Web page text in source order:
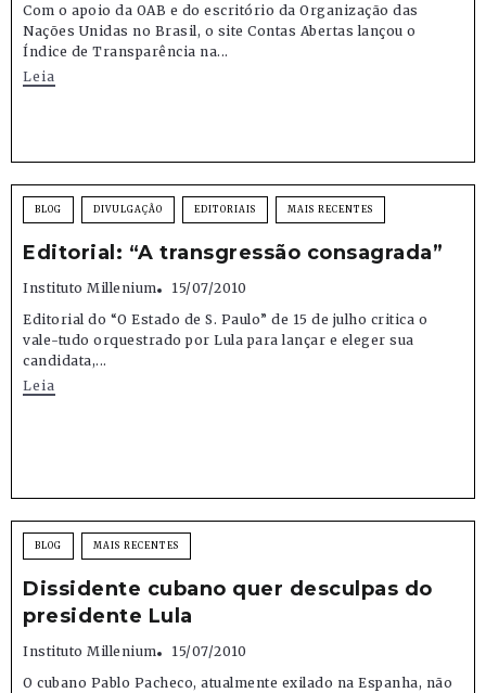
Com o apoio da OAB e do escritório da Organização das
Nações Unidas no Brasil, o site Contas Abertas lançou o
Índice de Transparência na...
Leia
BLOG DIVULGAÇÃO EDITORIAIS MAIS RECENTES
Editorial: “A transgressão consagrada”
Instituto Millenium
15/07/2010
Editorial do “O Estado de S. Paulo” de 15 de julho critica o
vale-tudo orquestrado por Lula para lançar e eleger sua
candidata,...
Leia
BLOG MAIS RECENTES
Dissidente cubano quer desculpas do
presidente Lula
Instituto Millenium
15/07/2010
O cubano Pablo Pacheco, atualmente exilado na Espanha, não